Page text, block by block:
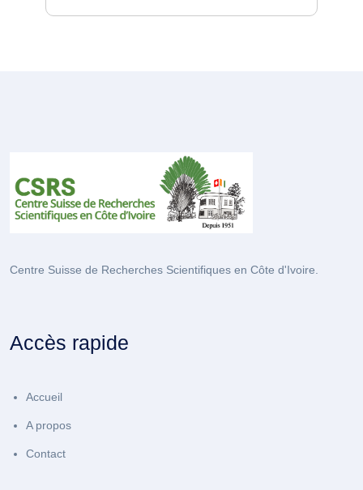
Centre Suisse de Recherches Scientifiques en Côte d'Ivoire.
Accès rapide
Accueil
A propos
Contact